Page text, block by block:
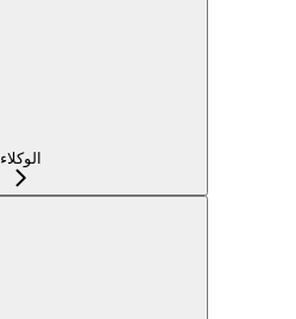
الوكلاء